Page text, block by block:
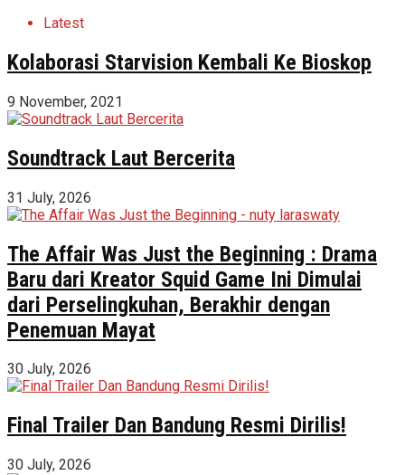
Latest
Kolaborasi Starvision Kembali Ke Bioskop
9 November, 2021
Soundtrack Laut Bercerita
31 July, 2026
The Affair Was Just the Beginning : Drama
Baru dari Kreator Squid Game Ini Dimulai
dari Perselingkuhan, Berakhir dengan
Penemuan Mayat
30 July, 2026
Final Trailer Dan Bandung Resmi Dirilis!
30 July, 2026